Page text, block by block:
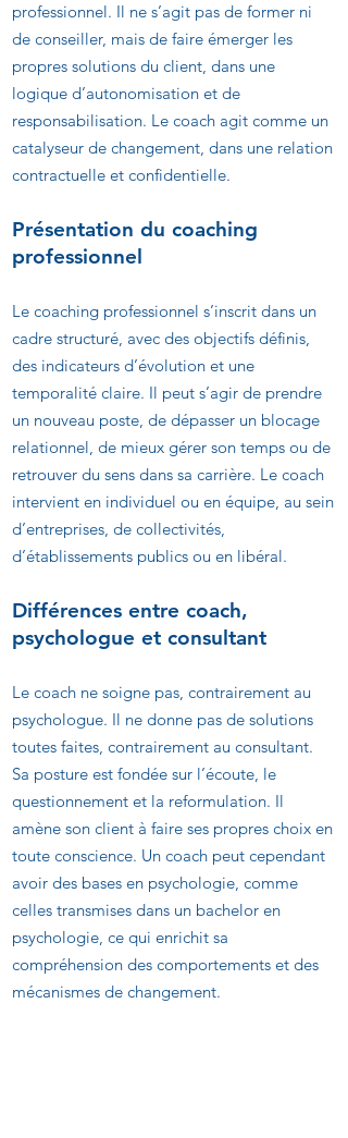
professionnel. Il ne s’agit pas de former ni
de conseiller, mais de faire émerger les
propres solutions du client, dans une
logique d’autonomisation et de
responsabilisation. Le coach agit comme un
catalyseur de changement, dans une relation
contractuelle et confidentielle.
Présentation du coaching
professionnel
Le coaching professionnel s’inscrit dans un
cadre structuré, avec des objectifs définis,
des indicateurs d’évolution et une
temporalité claire. Il peut s’agir de prendre
un nouveau poste, de dépasser un blocage
relationnel, de mieux gérer son temps ou de
retrouver du sens dans sa carrière. Le coach
intervient en individuel ou en équipe, au sein
d’entreprises, de collectivités,
d’établissements publics ou en libéral.
Différences entre coach,
psychologue et consultant
Le coach ne soigne pas, contrairement au
psychologue. Il ne donne pas de solutions
toutes faites, contrairement au consultant.
Sa posture est fondée sur l’écoute, le
questionnement et la reformulation. Il
amène son client à faire ses propres choix en
toute conscience. Un coach peut cependant
avoir des bases en psychologie, comme
celles transmises dans un bachelor en
psychologie, ce qui enrichit sa
compréhension des comportements et des
mécanismes de changement.